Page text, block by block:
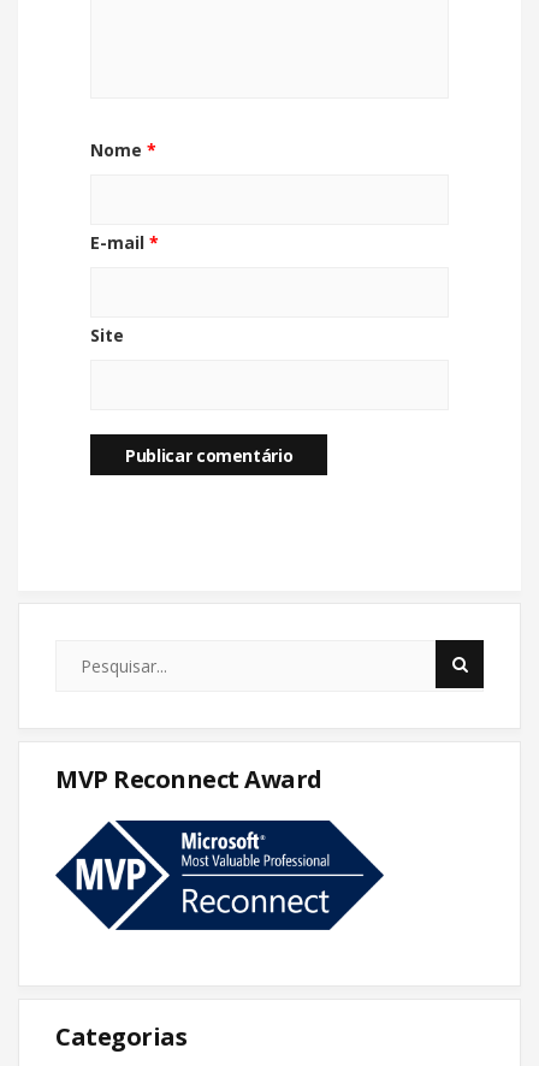
Nome *
E-mail *
Site
MVP Reconnect Award
Categorias